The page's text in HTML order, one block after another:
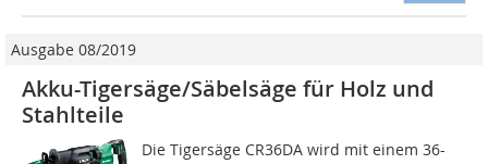
Ausgabe 08/2019
Akku-Tigersäge/Säbelsäge für Holz und
Stahlteile
Die Tigersäge CR36DA wird mit einem 36-